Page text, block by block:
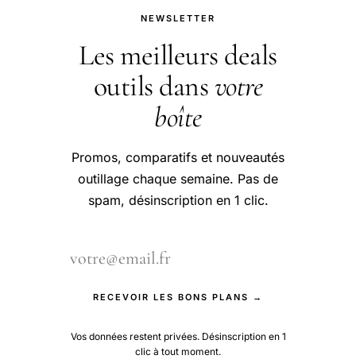
NEWSLETTER
Les meilleurs deals
outils dansvotre
boîte
Promos, comparatifs et nouveautés
outillage chaque semaine. Pas de
spam, désinscription en 1 clic.
RECEVOIR LES BONS PLANS →
Vos données restent privées. Désinscription en 1
clic à tout moment.